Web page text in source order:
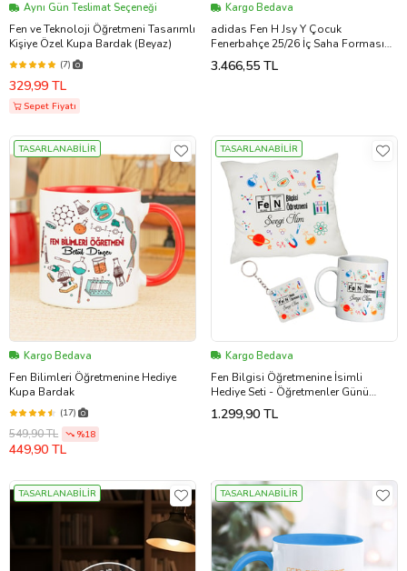
Aynı Gün Teslimat Seçeneği
Fen ve Teknoloji Öğretmeni Tasarımlı
Kişiye Özel Kupa Bardak (Beyaz)
(7)
329,99 TL
Sepet Fiyatı
Kargo Bedava
adidas Fen H Jsy Y Çocuk
Fenerbahçe 25/26 İç Saha Forması
KD7290 Sarı
3.466,55 TL
TASARLANABİLİR
Kargo Bedava
Fen Bilimleri Öğretmenine Hediye
Kupa Bardak
(17)
549,90 TL %18
449,90 TL
TASARLANABİLİR
Kargo Bedava
Fen Bilgisi Öğretmenine İsimli
Hediye Seti - Öğretmenler Günü
Hediyesi
1.299,90 TL
TASARLANABİLİR TASARLANABİLİR